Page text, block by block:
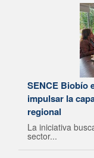
SENCE Biobío
impulsar la
regional
La iniciativa
sector...